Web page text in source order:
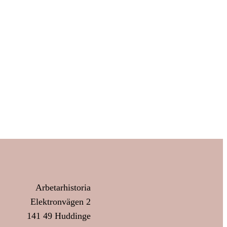
Arbetarhistoria
Elektronvägen 2
141 49 Huddinge